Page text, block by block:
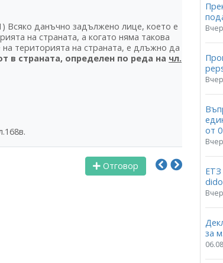
Всяко данъчно задължено лице, което е
на страната, а когато няма такова
територията на страната, е длъжно да
в страната, определен по реда на чл.
Отговор
от
ЕТЗ
за